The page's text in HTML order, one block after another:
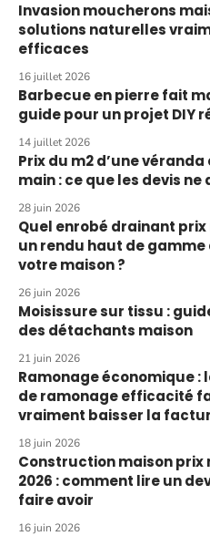
Invasion moucherons
solutions naturelles
efficaces
16 juillet 2026
Barbecue en pierre fait
guide pour un projet DIY
14 juillet 2026
Prix du m2 d’une véranda
main : ce que les devis ne
28 juin 2026
Quel enrobé drainant prix
un rendu haut de gamme
votre maison ?
26 juin 2026
Moisissure sur tissu :
des détachants maison
21 juin 2026
Ramonage économique :
de ramonage efficacité
vraiment baisser la
18 juin 2026
Construction maison prix
2026 : comment lire un
faire avoir
16 juin 2026